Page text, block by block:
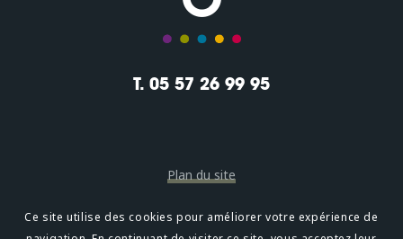
T. 05 57 26 99 95
Plan du site
Mentions légales
Ce site utilise des cookies pour améliorer votre expérience de